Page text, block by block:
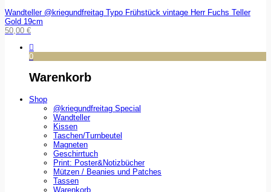
Wandteller @kriegundfreitag Typo Frühstück vintage Herr Fuchs Teller
Gold 19cm
50,00 €
0
Warenkorb
Shop
@kriegundfreitag Special
Wandteller
Kissen
Taschen/Turnbeutel
Magneten
Geschirrtuch
Print: Poster&Notizbücher
Mützen / Beanies und Patches
Tassen
Warenkorb